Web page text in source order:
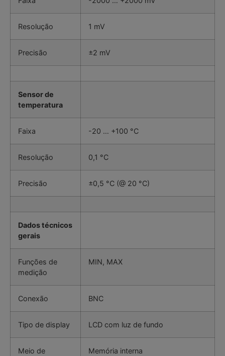
Resolução 1 mV
Precisão ±2 mV
Sensor de
temperatura
Faixa -20 … +100 °C
Resolução 0,1 °C
Precisão ±0,5 °C (@ 20 °C)
Dados técnicos
gerais
Funções de
medição
MIN, MAX
Conexão BNC
Tipo de display LCD com luz de fundo
Meio de
Memória interna